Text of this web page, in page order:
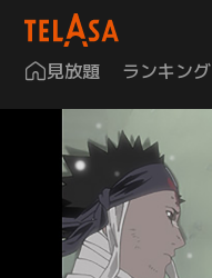
見放題 ランキング